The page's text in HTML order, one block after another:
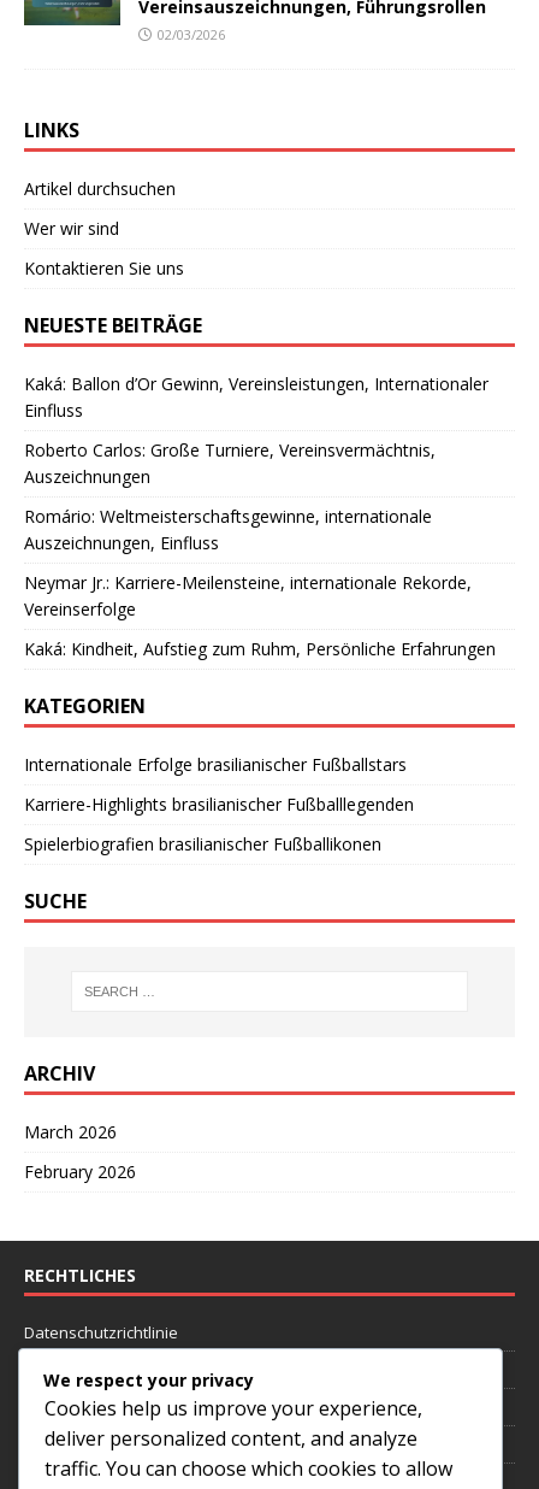
Vereinsauszeichnungen, Führungsrollen
02/03/2026
LINKS
Artikel durchsuchen
Wer wir sind
Kontaktieren Sie uns
NEUESTE BEITRÄGE
Kaká: Ballon d’Or Gewinn, Vereinsleistungen, Internationaler
Einfluss
Roberto Carlos: Große Turniere, Vereinsvermächtnis,
Auszeichnungen
Romário: Weltmeisterschaftsgewinne, internationale
Auszeichnungen, Einfluss
Neymar Jr.: Karriere-Meilensteine, internationale Rekorde,
Vereinserfolge
Kaká: Kindheit, Aufstieg zum Ruhm, Persönliche Erfahrungen
KATEGORIEN
Internationale Erfolge brasilianischer Fußballstars
Karriere-Highlights brasilianischer Fußballlegenden
Spielerbiografien brasilianischer Fußballikonen
SUCHE
ARCHIV
March 2026
February 2026
RECHTLICHES
Datenschutzrichtlinie
Benutzervereinbarung
Wer wir sind
Kontaktieren Sie uns
We respect your privacy
Cookies help us improve your experience,
deliver personalized content, and analyze
traffic. You can choose which cookies to allow